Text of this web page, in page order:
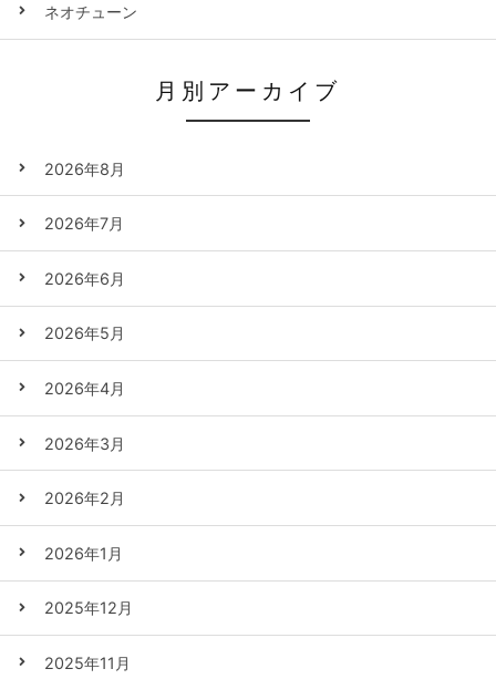
ネオチューン
月別アーカイブ
2026年8月
2026年7月
2026年6月
2026年5月
2026年4月
2026年3月
2026年2月
2026年1月
2025年12月
2025年11月